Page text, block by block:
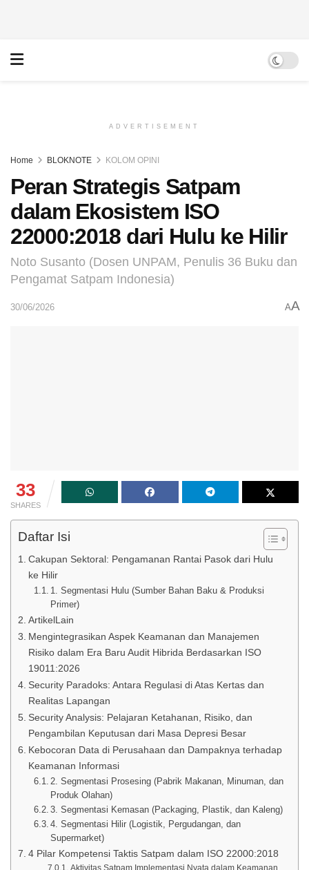
ADVERTISEMENT
Home BLOKNOTE KOLOM OPINI
Peran Strategis Satpam
dalam Ekosistem ISO
22000:2018 dari Hulu ke Hilir
Noto Susanto (Dosen UNPAM, Penulis 36 Buku dan
Pengamat Satpam Indonesia)
30/06/2026 AA
33
SHARES
Daftar Isi
​Cakupan Sektoral: Pengamanan Rantai Pasok dari Hulu
ke Hilir
​1. Segmentasi Hulu (Sumber Bahan Baku & Produksi
Primer)
ArtikelLain
Mengintegrasikan Aspek Keamanan dan Manajemen
Risiko dalam Era Baru Audit Hibrida Berdasarkan ISO
19011:2026
Security Paradoks: Antara Regulasi di Atas Kertas dan
Realitas Lapangan
Security Analysis: Pelajaran Ketahanan, Risiko, dan
Pengambilan Keputusan dari Masa Depresi Besar
Kebocoran Data di Perusahaan dan Dampaknya terhadap
Keamanan Informasi
​2. Segmentasi Prosesing (Pabrik Makanan, Minuman, dan
Produk Olahan)
​3. Segmentasi Kemasan (Packaging, Plastik, dan Kaleng)
​4. Segmentasi Hilir (Logistik, Pergudangan, dan
Supermarket)
​4 Pilar Kompetensi Taktis Satpam dalam ISO 22000:2018
Aktivitas Satpam Implementasi Nyata dalam Keamanan